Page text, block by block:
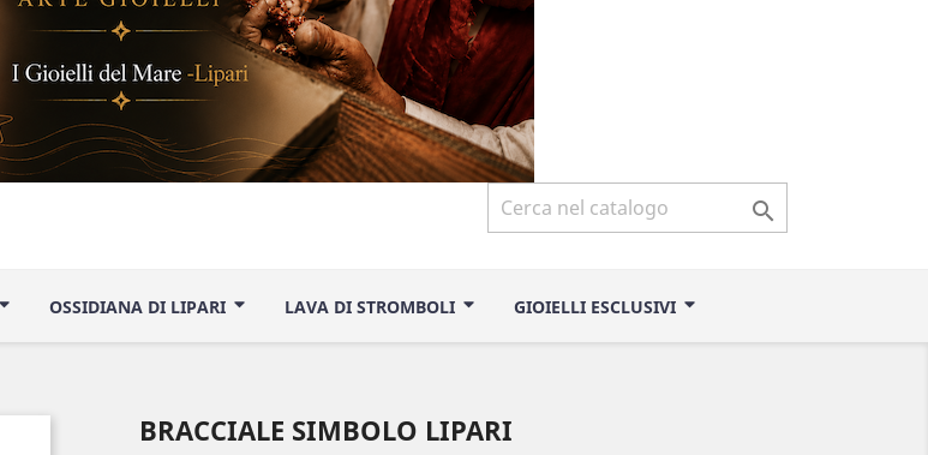

OSSIDIANA DI LIPARI LAVA DI STROMBOLI GIOIELLI ESCLUSIVI
BRACCIALE SIMBOLO LIPARI